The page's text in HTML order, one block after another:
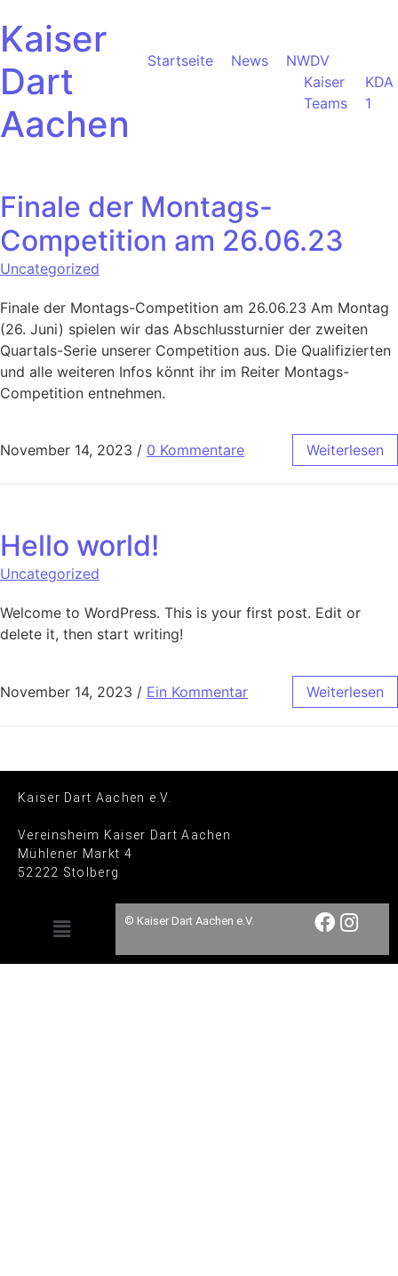
Kaiser
Dart
Aachen
Startseite News
NWDV
Kaiser
Teams
KDA
1
Finale der Montags-
Competition am 26.06.23
Uncategorized
Finale der Montags-Competition am 26.06.23 Am Montag
(26. Juni) spielen wir das Abschlussturnier der zweiten
Quartals-Serie unserer Competition aus. Die Qualifizierten
und alle weiteren Infos könnt ihr im Reiter Montags-
Competition entnehmen.
November 14, 2023 / 0 Kommentare Weiterlesen
Hello world!
Uncategorized
Welcome to WordPress. This is your first post. Edit or
delete it, then start writing!
November 14, 2023 / Ein Kommentar Weiterlesen
Kaiser Dart Aachen e.V.
Vereinsheim Kaiser Dart Aachen
Mühlener Markt 4
52222 Stolberg
© Kaiser Dart Aachen e.V.